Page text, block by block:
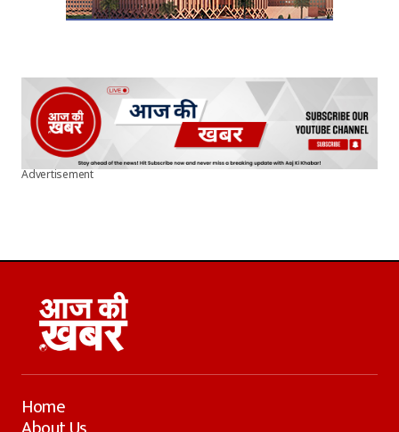
Advertisement
Home